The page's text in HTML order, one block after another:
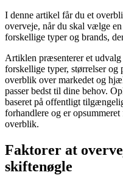
I denne artikel får du et
overveje, når du skal vælge
forskellige typer og brands,
Artiklen præsenterer et
forskellige typer, størrelser og
overblik over markedet og
passer bedst til dine behov.
baseret på offentligt
forhandlere og er
overblik.
Faktorer at
skiftenøgle